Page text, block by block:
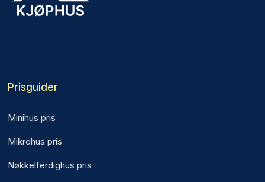
Prisguider
Minihus pris
Mikrohus pris
Nøkkelferdighus pris